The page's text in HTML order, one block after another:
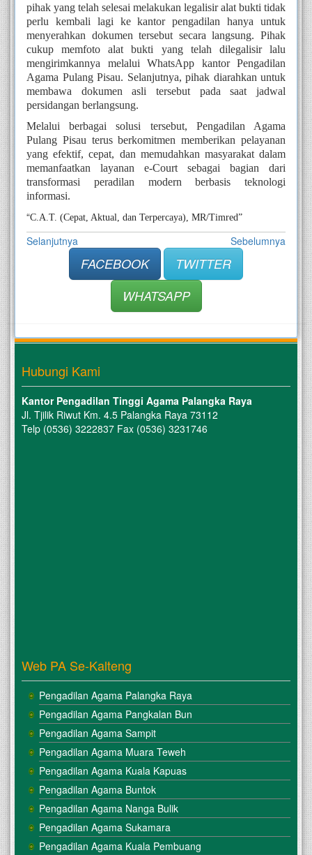
pihak yang telah selesai melakukan legalisir alat bukti tidak
perlu kembali lagi ke kantor pengadilan hanya untuk
menyerahkan dokumen tersebut secara langsung. Pihak
cukup memfoto alat bukti yang telah dilegalisir lalu
mengirimkannya melalui WhatsApp kantor Pengadilan
Agama Pulang Pisau. Selanjutnya, pihak diarahkan untuk
membawa dokumen asli tersebut pada saat jadwal
persidangan berlangsung.
Melalui berbagai solusi tersebut, Pengadilan Agama
Pulang Pisau terus berkomitmen memberikan pelayanan
yang efektif, cepat, dan memudahkan masyarakat dalam
memanfaatkan layanan e-Court sebagai bagian dari
transformasi peradilan modern berbasis teknologi
informasi.
“C.A.T. (Cepat, Aktual, dan Terpercaya), MR/Timred”
Selanjutnya Sebelumnya
FACEBOOK
TWITTER
WHATSAPP
Hubungi Kami
Kantor Pengadilan Tinggi Agama Palangka Raya
Jl. Tjilik Riwut Km. 4.5 Palangka Raya 73112
Telp (0536) 3222837 Fax (0536) 3231746
Web PA Se-Kalteng
Pengadilan Agama Palangka Raya
Pengadilan Agama Pangkalan Bun
Pengadilan Agama Sampit
Pengadilan Agama Muara Teweh
Pengadilan Agama Kuala Kapuas
Pengadilan Agama Buntok
Pengadilan Agama Nanga Bulik
Pengadilan Agama Sukamara
Pengadilan Agama Kuala Pembuang